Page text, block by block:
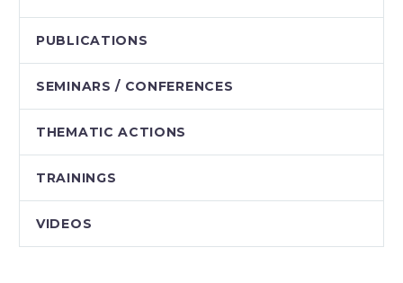
PUBLICATIONS
SEMINARS / CONFERENCES
THEMATIC ACTIONS
TRAININGS
VIDEOS